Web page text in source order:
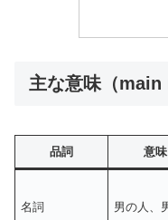
主な意味（main
品詞 意味
名詞 男の人、